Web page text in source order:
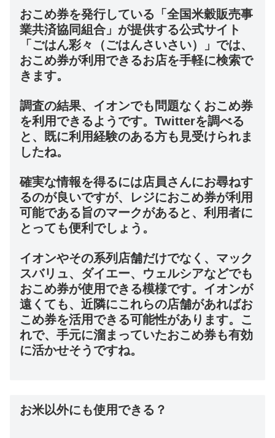
おこめ券を発行している「全国米穀販売事
業共済協同組合」が提供する公式サイト
「ごはん彩々（ごはんさいさい）」では、
おこめ券が利用できるお店を手軽に検索で
きます。
調査の結果、イオンでも問題なくおこめ券
を利用できるようです。Twitterを調べる
と、既に利用経験のある方も見受けられま
したね。
確実な情報を得るには店員さんにお尋ねす
るのが良いですが、レジにおこめ券が利用
可能である旨のマークがあると、利用者に
とっても便利でしょう。
イオンやその系列店舗だけでなく、マック
スバリュ、ダイエー、ウェルシアなどでも
おこめ券が使用できる模様です。イオンが
遠くても、近隣にこれらの店舗があればお
こめ券を活用できる可能性があります。こ
れで、手元に溜まっていたおこめ券も有効
に活かせそうですね。
お米以外にも使用できる？